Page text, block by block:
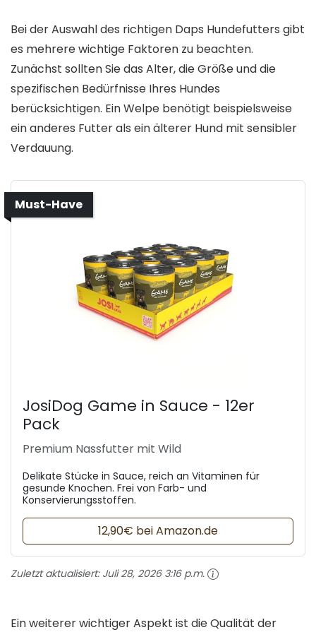
Bei der Auswahl des richtigen Daps Hundefutters gibt
es mehrere wichtige Faktoren zu beachten.
Zunächst sollten Sie das Alter, die Größe und die
spezifischen Bedürfnisse Ihres Hundes
berücksichtigen. Ein Welpe benötigt beispielsweise
ein anderes Futter als ein älterer Hund mit sensibler
Verdauung.
Must-Have
JosiDog Game in Sauce - 12er
Pack
Premium Nassfutter mit Wild
Delikate Stücke in Sauce, reich an Vitaminen für
gesunde Knochen. Frei von Farb- und
Konservierungsstoffen.
12,90€ bei Amazon.de
Zuletzt aktualisiert: Juli 28, 2026 3:16 p.m.
Ein weiterer wichtiger Aspekt ist die Qualität der